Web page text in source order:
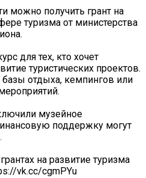
можно получить грант на
туризма от министерства
для тех, кто хочет
туристических проектов.
отдыха, кемпингов или
музейное
поддержку могут
на развитие туризма
vk.cc/cgmPYu